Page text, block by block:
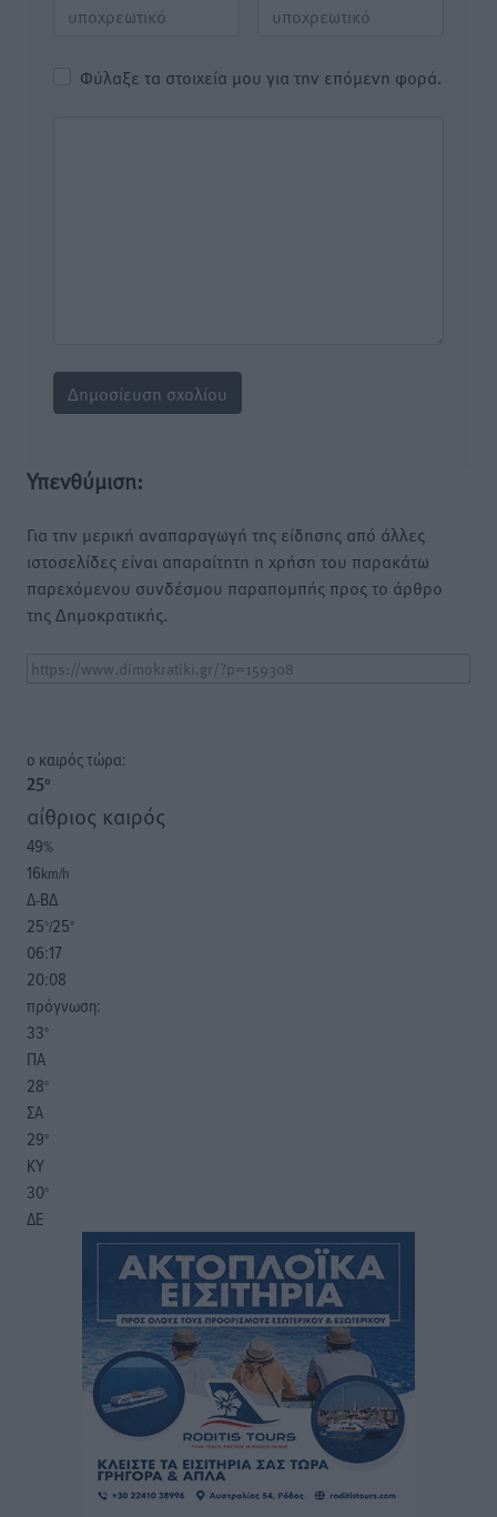
Φύλαξε τα στοιχεία μου για την επόμενη φορά.
Υπενθύμιση:
Για την μερική αναπαραγωγή της είδησης από άλλες
ιστοσελίδες είναι απαραίτητη η χρήση του παρακάτω
παρεχόμενου συνδέσμου παραπομπής προς το άρθρο
της Δημοκρατικής.
o καιρός τώρα:
25°
αίθριος καιρός
49%
16km/h
Δ-ΒΔ
25°/25°
06:17
20:08
πρόγνωση:
33°
ΠΑ
28°
ΣΑ
29°
ΚΥ
30°
ΔΕ